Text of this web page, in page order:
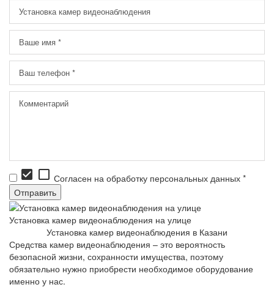
check_box check_box_outline_blank Согласен на обработку персональных данных *
Установка камер видеонаблюдения на улице
Установка камер видеонаблюдения в Казани
Средства камер видеонаблюдения – это вероятность
безопасной жизни, сохранности имущества, поэтому
обязательно нужно приобрести необходимое оборудование
именно у нас.